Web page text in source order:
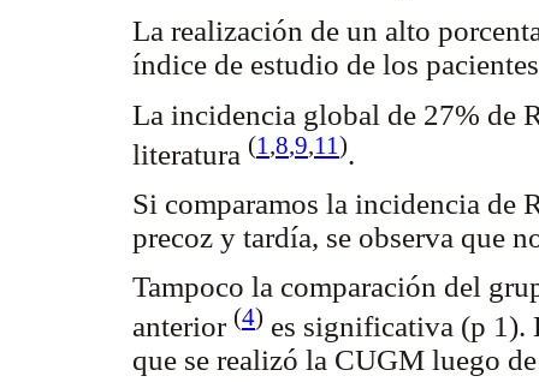
La realización de un alto
índice de estudio de los
La incidencia global de 27% de
literatura (1 ,8,9,11).
Si comparamos la incidencia de
precoz y tardía, se observa que
Tampoco la comparación del
anterior (4) es significativa (p 1).
que se realizó la CUGM luego